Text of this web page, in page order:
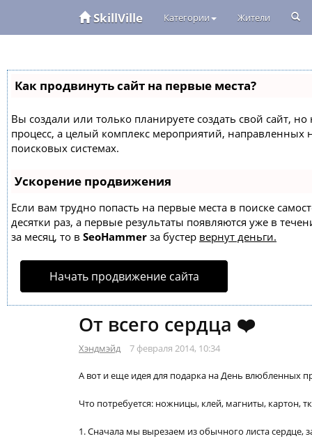
SkillVille Категории Жители
Как продвинуть сайт на первые места?
Вы создали или только планируете создать свой сайт,
процесс, а целый комплекс мероприятий,
поисковых системах.
Ускорение продвижения
Если вам трудно попасть на первые места в поиске
десятки раз, а первые результаты появляются уже в
за месяц, то в SeoHammer за бустер вернут деньги.
Начать продвижение сайта
От всего сердца ❤️
Хэндмэйд 7 февраля 2014, 10:34
А вот и еще идея для подарка на День влюбленных
Что потребуется: ножницы, клей, магниты, картон,
1. Сначала мы вырезаем из обычного листа сердце,